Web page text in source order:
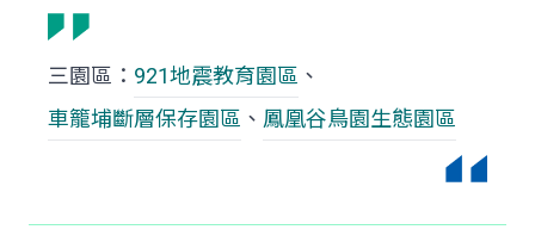
三園區： 921地震教育園區 、
車籠埔斷層保存園區 、 鳳凰谷鳥園生態園區